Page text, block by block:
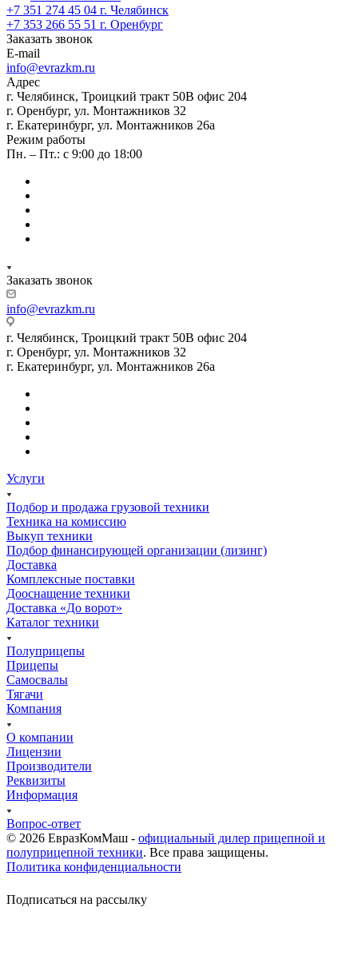
+7 351 274 45 04 г. Челябинск
+7 353 266 55 51 г. Оренбург
Заказать звонок
E-mail
info@evrazkm.ru
Адрес
г. Челябинск, Троицкий тракт 50В офис 204
г. Оренбург, ул. Монтажников 32
г. Екатеринбург, ул. Монтажников 26а
Режим работы
Пн. – Пт.: с 9:00 до 18:00
Заказать звонок
info@evrazkm.ru
г. Челябинск, Троицкий тракт 50В офис 204
г. Оренбург, ул. Монтажников 32
г. Екатеринбург, ул. Монтажников 26а
Услуги
Подбор и продажа грузовой техники
Техника на комиссию
Выкуп техники
Подбор финансирующей организации (лизинг)
Доставка
Комплексные поставки
Дооснащение техники
Доставка «До ворот»
Каталог техники
Полуприцепы
Прицепы
Самосвалы
Тягачи
Компания
О компании
Лицензии
Производители
Реквизиты
Информация
Вопрос-ответ
© 2026 ЕвразКомМаш - официальный дилер прицепной и
полуприцепной техники. Все права защищены.
Политика конфиденциальности
Подписаться на рассылку